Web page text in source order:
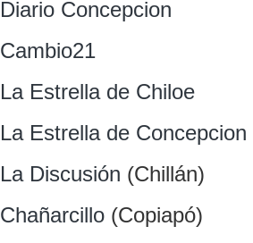
Diario Concepcion
Cambio21
‎La Estrella de Chiloe
La Estrella de Concepcion
La Discusión (Chillán)
Chañarcillo (Copiapó)